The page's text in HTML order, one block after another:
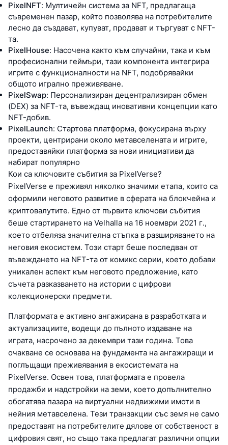
PixelNFT: Мултичейн система за NFT, предлагаща
съвременен пазар, който позволява на потребителите
лесно да създават, купуват, продават и търгуват с NFT-
та.
PixelHouse: Насочена както към случайни, така и към
професионални геймъри, тази компонента интегрира
игрите с функционалности на NFT, подобрявайки
общото игрално преживяване.
PixelSwap: Персонализиран децентрализиран обмен
(DEX) за NFT-та, въвеждащ иновативни концепции като
NFT-добив.
PixelLaunch: Стартова платформа, фокусирана върху
проекти, центрирани около метавселената и игрите,
предоставяйки платформа за нови инициативи да
набират популярно
Кои са ключовите събития за PixelVerse?
PixelVerse е преживял няколко значими етапа, които са
оформили неговото развитие в сферата на блокчейна и
криптовалутите. Едно от първите ключови събития
беше стартирането на Velhalla на 16 ноември 2021 г.,
което отбеляза значителна стъпка в разширяването на
неговия екосистем. Този старт беше последван от
въвеждането на NFT-та от комикс серии, което добави
уникален аспект към неговото предложение, като
съчета разказването на истории с цифрови
колекционерски предмети.
Платформата е активно ангажирана в разработката и
актуализациите, водещи до пълното издаване на
играта, насрочено за декември тази година. Това
очакване се основава на фундамента на ангажиращи и
поглъщащи преживявания в екосистемата на
PixelVerse. Освен това, платформата е провела
продажби и надстройки на земи, което допълнително
обогатява пазара на виртуални недвижими имоти в
нейния метавселена. Тези транзакции със земя не само
предоставят на потребителите дялове от собственост в
цифровия свят, но също така предлагат различни опции